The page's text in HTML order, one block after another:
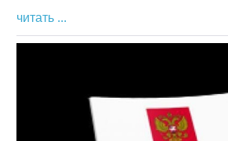
читать ...
развития